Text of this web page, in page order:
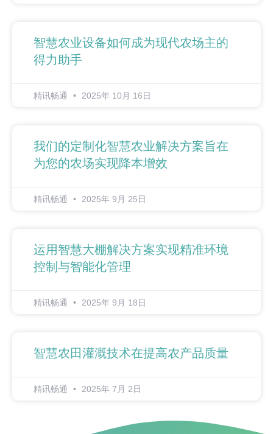
智慧农业设备如何成为现代农场主的
得力助手
精讯畅通 2025年 10月 16日
我们的定制化智慧农业解决方案旨在
为您的农场实现降本增效
精讯畅通 2025年 9月 25日
运用智慧大棚解决方案实现精准环境
控制与智能化管理
精讯畅通 2025年 9月 18日
智慧农田灌溉技术在提高农产品质量
精讯畅通 2025年 7月 2日